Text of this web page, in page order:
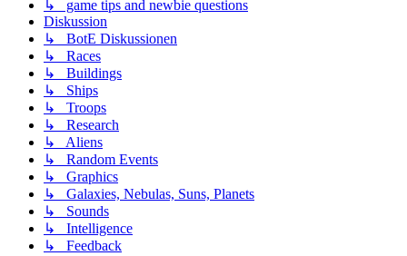
↳ game tips and newbie questions
Diskussion
↳ BotE Diskussionen
↳ Races
↳ Buildings
↳ Ships
↳ Troops
↳ Research
↳ Aliens
↳ Random Events
↳ Graphics
↳ Galaxies, Nebulas, Suns, Planets
↳ Sounds
↳ Intelligence
↳ Feedback